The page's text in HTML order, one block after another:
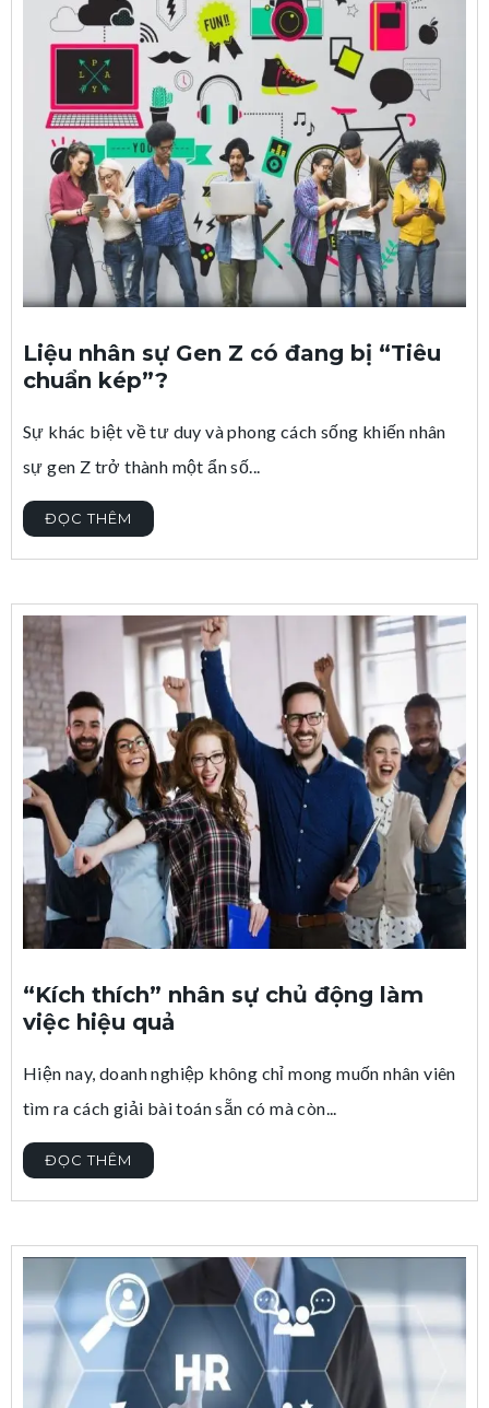
Liệu nhân sự Gen Z có đang bị “Tiêu
chuẩn kép”?
Sự khác biệt về tư duy và phong cách sống khiến nhân
sự gen Z trở thành một ẩn số...
ĐỌC THÊM
“Kích thích” nhân sự chủ động làm
việc hiệu quả
Hiện nay, doanh nghiệp không chỉ mong muốn nhân viên
tìm ra cách giải bài toán sẵn có mà còn...
ĐỌC THÊM